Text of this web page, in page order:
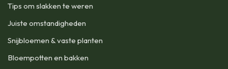
Tips om slakken te weren
Juiste omstandigheden
Snijbloemen & vaste planten
Bloempotten en bakken